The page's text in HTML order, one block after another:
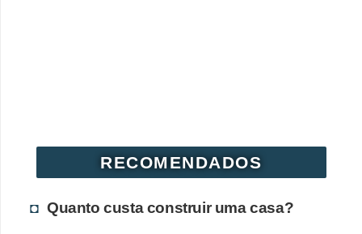
RECOMENDADOS
Quanto custa construir uma casa?